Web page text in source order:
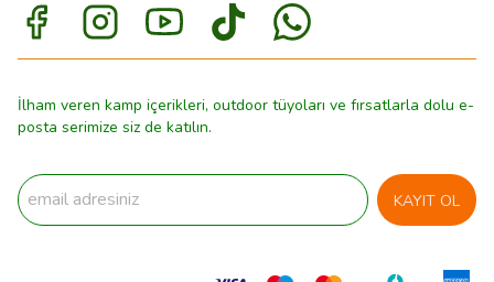
İlham veren kamp içerikleri, outdoor tüyoları ve fırsatlarla dolu e-
posta serimize siz de katılın.
KAYIT OL